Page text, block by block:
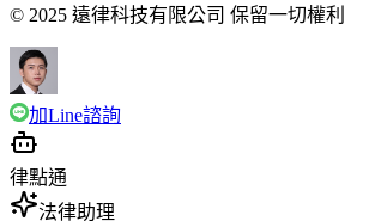
© 2025 遠律科技有限公司 保留一切權利
加Line諮詢
律點通
法律助理